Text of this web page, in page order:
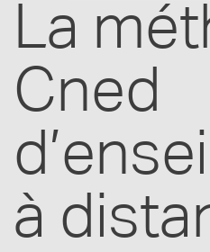
La
Cned
à